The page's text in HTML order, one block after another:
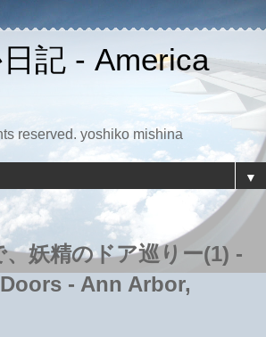
記 - America
reserved. yoshiko mishina
▼
妖精のドア巡りー(1) -
- Ann Arbor,